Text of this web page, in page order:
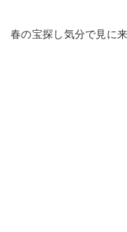
春の宝探し気分で見に